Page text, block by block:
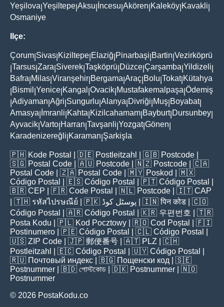
Yeşilova Yeşiltepe Aksu İncesu Akören Kaleköy Kavakli
Osmaniye
Ilçe:
Çorum Sivas Kiziltepe Elaziğ Pinarbaşi Bartin Vezirköprü
Tarsus Zara Siverek Taşköprü Düzce Çarşamba Yildizeli
Bafra Milas Viranşehir Bergama Araç Bolu Tokat| Kütahya
Bismil Yenice Kangal Ovacik Mustafakemalpaşa Ödemiş
Adiyaman Ağri Sungurlu Alanya Divriği Muş Boyabat|
Amasya İmranli Kahta Kizilcahamam Bayburt| Dursunbey
Ayvacik Varto Harran Tavşanli Yozgat|Gönen
Karadenizereğli Karaman Şarkişla
🇵🇭 Kode Postal | 🇩🇪 Postleitzahl | 🇬🇧 Postcode
🇸🇬 Postal Code | 🇦🇺 Postcode | 🇳🇿 Postcode | 🇨🇦
Postal Code | 🇿🇦 Postal Code | 🇲🇾 Poskod
| 🇲🇽
Código Postal
| 🇪🇸 Código Postal | 🇵🇹 Código Postal
🇧🇷 CEP | 🇫🇷 Code Postal | 🇳🇱 Postcode | 🇮🇹 CAP
| 🇹🇭 รหัสไปรษณีย์ | 🇵🇰 پوسٹل کوڈ | 🇮🇳पिन कोड | 🇨🇴
Código Postal
| 🇦🇷 Código Postal | 🇰🇷 우편번호
| 🇹🇷
Posta Kodu | 🇵🇱 Kod Pocztowy | 🇷🇴 Cod Poștal
| 🇫🇮
Postinumero | 🇵🇪 Código Postal | 🇨🇱 Código Postal
🇺🇸 ZIP Code | 🇯🇵 郵便番号 | 🇦🇹 PLZ | 🇨🇭
Postleitzahl
| 🇪🇨 Código Postal | 🇺🇾 Código Postal
🇷🇺 Почтовый индекс | 🇧🇬 Пощенски код | 🇸🇪
Postnummer | 🇧🇩 পোস্টকোড | 🇩🇰 Postnummer | 🇳🇴
Postnummer
© 2026 PostaKodu.co